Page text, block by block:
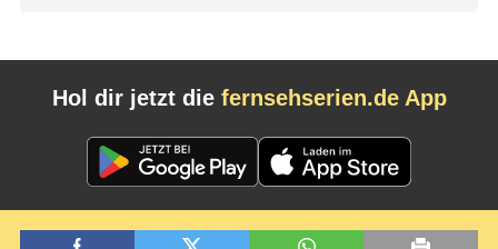
Hol dir jetzt die fernsehserien.de App